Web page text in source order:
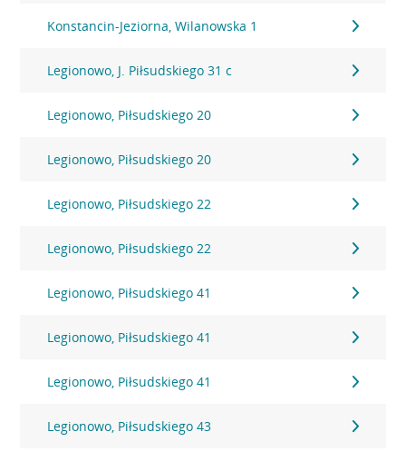
Konstancin-Jeziorna, Wilanowska 1
Legionowo, J. Piłsudskiego 31 c
Legionowo, Piłsudskiego 20
Legionowo, Piłsudskiego 20
Legionowo, Piłsudskiego 22
Legionowo, Piłsudskiego 22
Legionowo, Piłsudskiego 41
Legionowo, Piłsudskiego 41
Legionowo, Piłsudskiego 41
Legionowo, Piłsudskiego 43